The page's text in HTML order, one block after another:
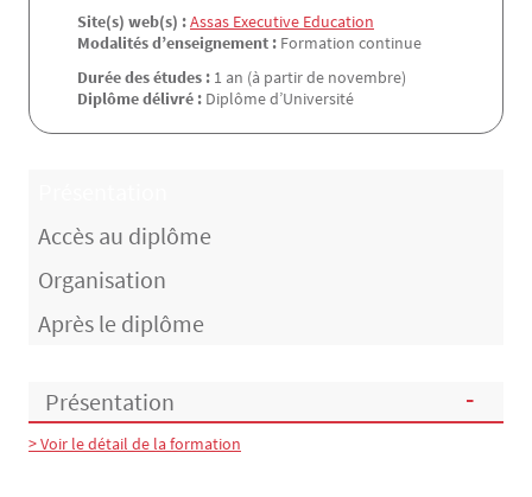
Site(s) web(s) :Assas Executive Education
Modalités d’enseignement : Formation continue
Durée des études : 1 an (à partir de novembre)
Diplôme délivré : Diplôme d’Université
Accès au diplôme
Organisation
Après le diplôme
Présentation
Présentation
> Voir le détail de la formation